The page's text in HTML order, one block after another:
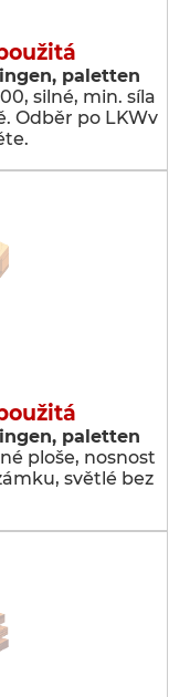
paletten
silné, min. síla
Odběr po LKWv
paletten
ploše, nosnost
světlé bez